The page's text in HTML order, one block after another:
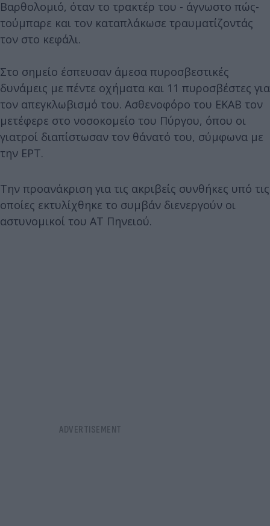
Βαρθολομιό, όταν το τρακτέρ του - άγνωστο πώς-
τούμπαρε και τον καταπλάκωσε τραυματίζοντάς
τον στο κεφάλι.
Στο σημείο έσπευσαν άμεσα πυροσβεστικές
δυνάμεις με πέντε οχήματα και 11 πυροσβέστες για
τον απεγκλωβισμό του. Ασθενοφόρο του ΕΚΑΒ τον
μετέφερε στο νοσοκομείο του Πύργου, όπου οι
γιατροί διαπίστωσαν τον θάνατό του, σύμφωνα με
την ΕΡΤ.
Την προανάκριση για τις ακριβείς συνθήκες υπό τις
οποίες εκτυλίχθηκε το συμβάν διενεργούν οι
αστυνομικοί του ΑΤ Πηνειού.